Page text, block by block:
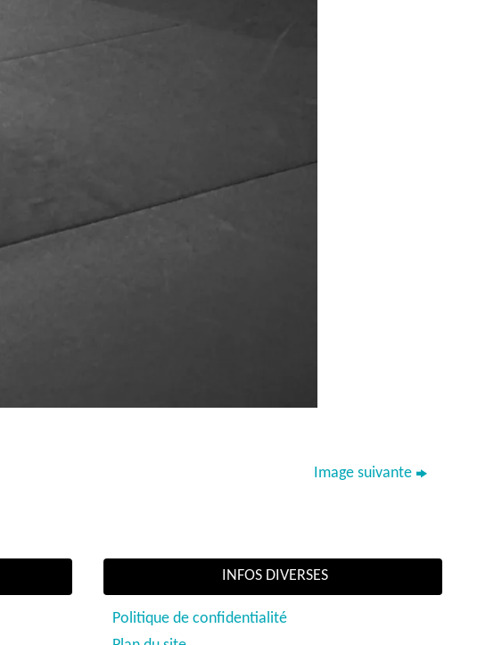
Image suivante
INFOS DIVERSES
Politique de confidentialité